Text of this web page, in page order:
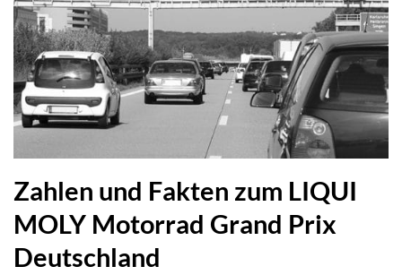
Zahlen und Fakten zum LIQUI
MOLY Motorrad Grand Prix
Deutschland